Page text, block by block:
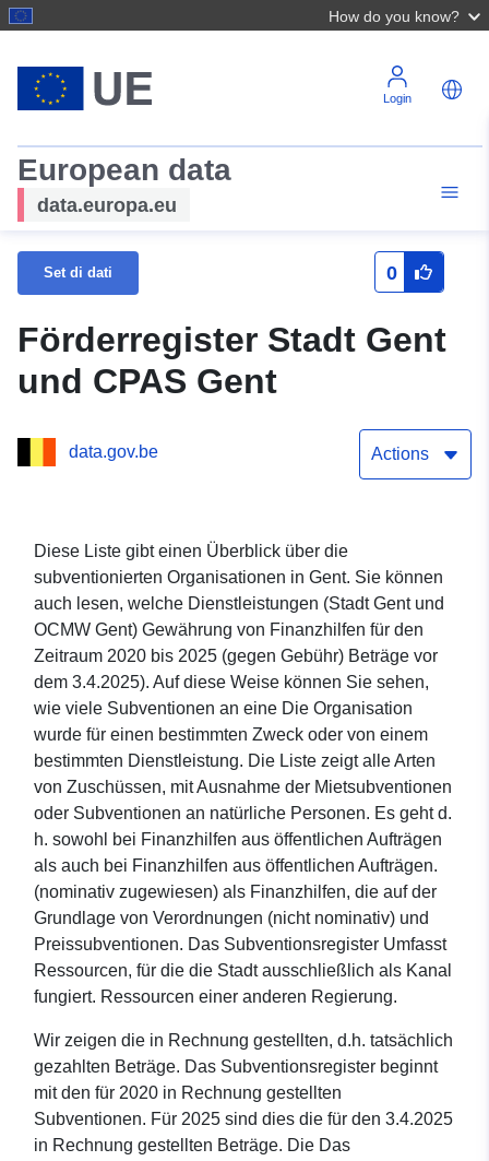
How do you know?
Login
European data
data.europa.eu
Set di dati 0
Förderregister Stadt Gent
und CPAS Gent
data.gov.be Actions
Diese Liste gibt einen Überblick über die
subventionierten Organisationen in Gent. Sie können
auch lesen, welche Dienstleistungen (Stadt Gent und
OCMW Gent) Gewährung von Finanzhilfen für den
Zeitraum 2020 bis 2025 (gegen Gebühr) Beträge vor
dem 3.4.2025). Auf diese Weise können Sie sehen,
wie viele Subventionen an eine Die Organisation
wurde für einen bestimmten Zweck oder von einem
bestimmten Dienstleistung. Die Liste zeigt alle Arten
von Zuschüssen, mit Ausnahme der Mietsubventionen
oder Subventionen an natürliche Personen. Es geht d.
h. sowohl bei Finanzhilfen aus öffentlichen Aufträgen
als auch bei Finanzhilfen aus öffentlichen Aufträgen.
(nominativ zugewiesen) als Finanzhilfen, die auf der
Grundlage von Verordnungen (nicht nominativ) und
Preissubventionen. Das Subventionsregister Umfasst
Ressourcen, für die die Stadt ausschließlich als Kanal
fungiert. Ressourcen einer anderen Regierung.
Wir zeigen die in Rechnung gestellten, d.h. tatsächlich
gezahlten Beträge. Das Subventionsregister beginnt
mit den für 2020 in Rechnung gestellten
Subventionen. Für 2025 sind dies die für den 3.4.2025
in Rechnung gestellten Beträge. Die Das